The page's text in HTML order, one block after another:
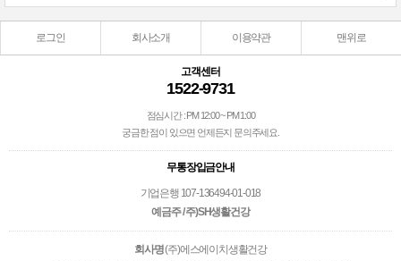
로그인 회사소개 이용약관 맨위로
고객센터
1522-9731
점심시간 : PM 12:00 ~ PM 1:00
궁금한 점이 있으면 언제든지 문의주세요.
무통장입금안내
기업은행 107-136494-01-018
예금주 / 주)SH생활건강
회사명(주)에스에이치생활건강